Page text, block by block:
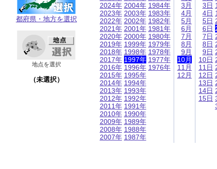
都府県・地方を選択
地点を選択
（未選択）
2024年
2023年
2022年
2021年
2020年
2019年
2018年
2017年
2016年
2015年
2014年
2013年
2012年
2011年
2010年
2009年
2008年
2007年
2004年
2003年
2002年
2001年
2000年
1999年
1998年
1997年
1996年
1995年
1994年
1993年
1992年
1991年
1990年
1989年
1988年
1987年
1984年
1983年
1982年
1981年
1980年
1979年
1978年
1977年
1976年
3月
4月
5月
6月
7月
8月
9月
10月
11月
12月
3日
4日
5日
6日
7日
8日
9日
10日
11日
12日
13日
14日
15日